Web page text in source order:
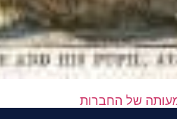
של החברות